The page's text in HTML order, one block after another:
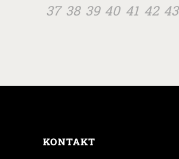
37 38 39 40 41 42 43
KONTAKT